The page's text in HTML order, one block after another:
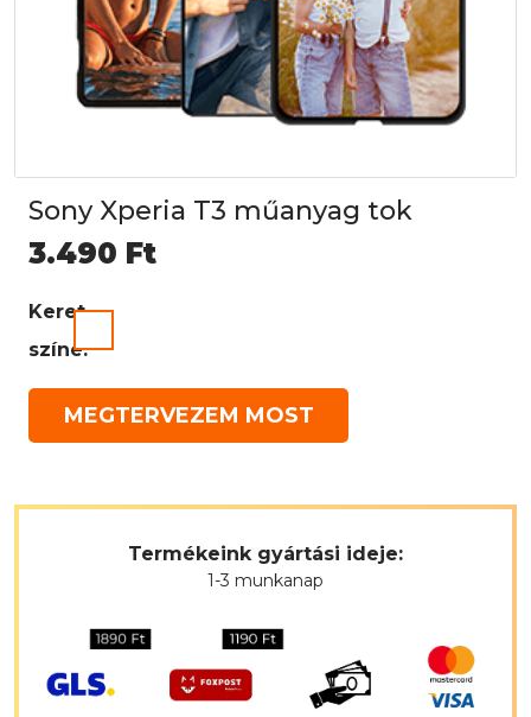
Sony Xperia T3 műanyag tok
3.490 Ft
Keret
színe:
MEGTERVEZEM MOST
Termékeink gyártási ideje:
1-3 munkanap